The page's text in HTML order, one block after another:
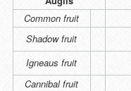
Common fruit
Shadow fruit
Igneaus fruit
Cannibal fruit